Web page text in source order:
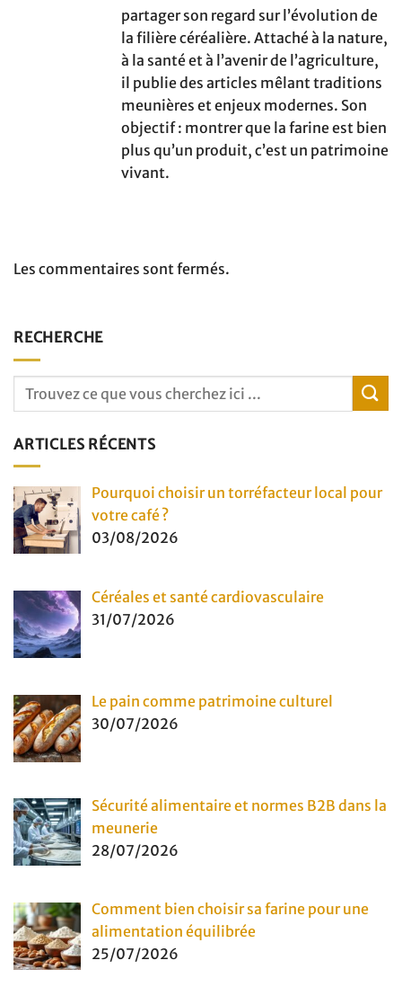
partager son regard sur l’évolution de
la filière céréalière. Attaché à la nature,
à la santé et à l’avenir de l’agriculture,
il publie des articles mêlant traditions
meunières et enjeux modernes. Son
objectif : montrer que la farine est bien
plus qu’un produit, c’est un patrimoine
vivant.
Les commentaires sont fermés.
RECHERCHE
ARTICLES RÉCENTS
Pourquoi choisir un torréfacteur local pour
votre café ?
03/08/2026
Céréales et santé cardiovasculaire
31/07/2026
Le pain comme patrimoine culturel
30/07/2026
Sécurité alimentaire et normes B2B dans la
meunerie
28/07/2026
Comment bien choisir sa farine pour une
alimentation équilibrée
25/07/2026